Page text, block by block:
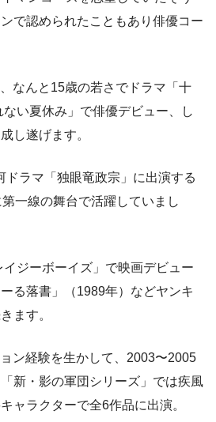
で認められたこともあり俳優コー
なんと15歳の若さでドラマ「十
い夏休み」で俳優デビュー、し
し遂げます。
ドラマ「独眼竜政宗」に出演する
一線の舞台で活躍していまし
ジーボーイズ」で映画デビュー
る落書」（1989年）などヤンキ
ます。
ン経験を生かして、2003〜2005
新・影の軍団シリーズ」では疾風
ャラクターで全6作品に出演。